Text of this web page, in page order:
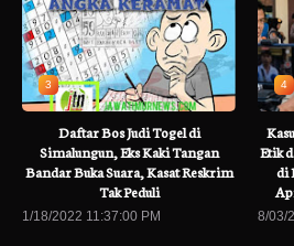
3
Daftar Bos Judi Togel di
Simalungun, Eks Kaki Tangan
Bandar Buka Suara, Kasat Reskrim
Tak Peduli
1/18/2022 11:37:00 PM
4
Etik
di
8/03/